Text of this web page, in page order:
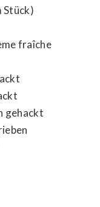
Stück)
fraîche
gehackt